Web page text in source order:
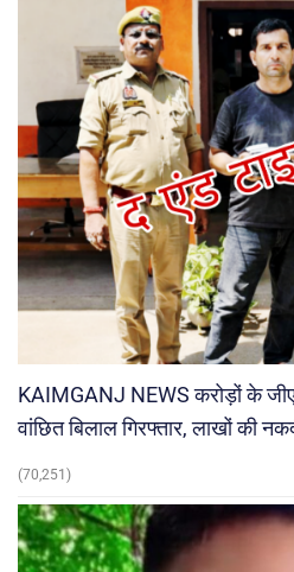
KAIMGANJ NEWS करोड़ों के
वांछित बिलाल गिरफ्तार, लाखों की
(70,251)